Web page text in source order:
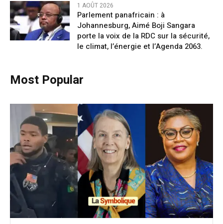
1 AOÛT 2026
Parlement panafricain : à
Johannesburg, Aimé Boji Sangara
porte la voix de la RDC sur la sécurité,
le climat, l’énergie et l’Agenda 2063.
Most Popular